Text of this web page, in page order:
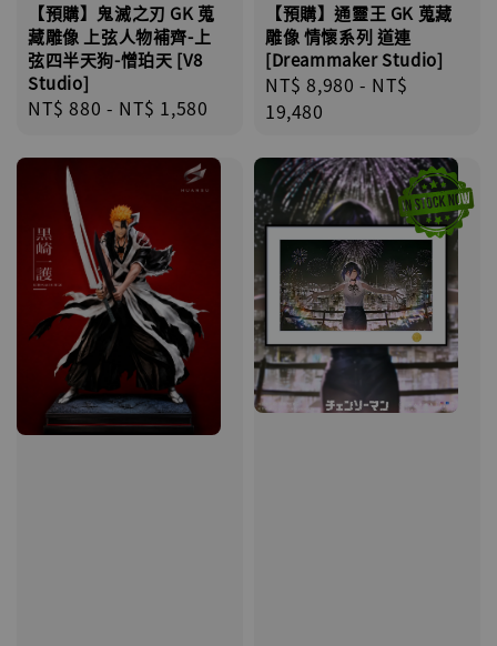
【預購】鬼滅之刃 GK 蒐
藏雕像 上弦人物補齊-上
弦四半天狗-憎珀天 [V8
Studio]
Regular
NT$ 880 - NT$ 1,580
【預購】通靈王 GK 蒐藏
雕像 情懷系列 道連
[Dreammaker Studio]
Regular
price
NT$ 8,980 - NT$
19,480